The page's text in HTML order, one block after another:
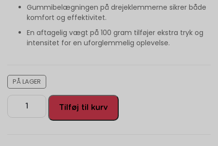
Gummibelægningen på drejeklemmerne sikrer både
komfort og effektivitet.
En aftagelig vægt på 100 gram tilføjer ekstra tryk og
intensitet for en uforglemmelig oplevelse.
PÅ LAGER
Tilføj til kurv